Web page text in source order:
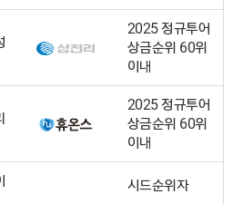
2025 정규투어
상금순위 60위
이내
2025 정규투어
상금순위 60위
이내
시드순위자